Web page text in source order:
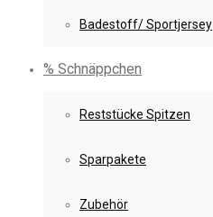
Badestoff/ Sportjersey
% Schnäppchen
Reststücke Spitzen
Sparpakete
Zubehör